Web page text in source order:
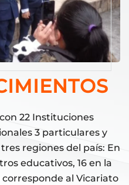
22 Instituciones
3 particulares y
regiones del país: En
educativos, 16 en la
corresponde al Vicariato